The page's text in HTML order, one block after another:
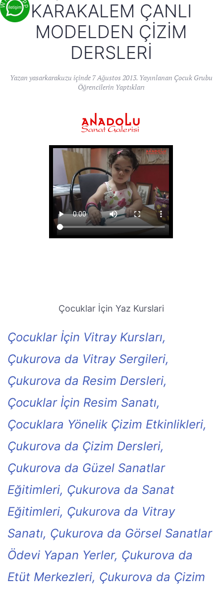
KARAKALEM ÇANLI
MODELDEN ÇIZIM
DERSLERI
Yazan yasarkarakuzu içinde 7 Ağustos 2013. Yayınlanan Çocuk Grubu
Öğrencilerin Yaptıkları
Çocuklar İçin Yaz Kurslari
Çocuklar İçin Vitray Kursları,
Çukurova da Vitray Sergileri,
Çukurova da Resim Dersleri,
Çocuklar İçin Resim Sanatı,
Çocuklara Yönelik Çizim Etkinlikleri,
Çukurova da Çizim Dersleri,
Çukurova da Güzel Sanatlar
Eğitimleri, Çukurova da Sanat
Eğitimleri, Çukurova da Vitray
Sanatı, Çukurova da Görsel Sanatlar
Ödevi Yapan Yerler, Çukurova da
Etüt Merkezleri, Çukurova da Çizim